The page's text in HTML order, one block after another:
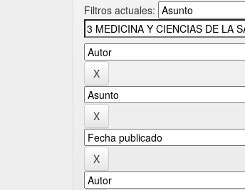
Filtros actuales: